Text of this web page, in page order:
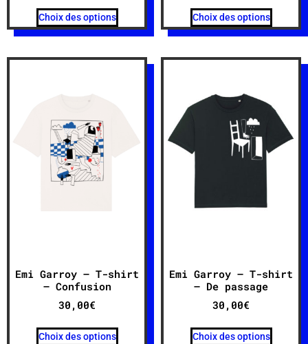
Choix des options Choix des options
Emi Garroy – T-shirt
– Confusion
30,00€
Choix des options
Emi Garroy – T-shirt
– De passage
30,00€
Choix des options